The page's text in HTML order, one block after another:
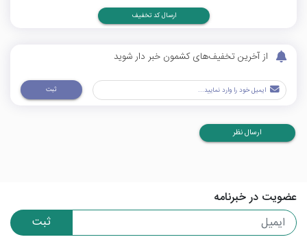
ارسال کد تخفیف
از آخرین تخفیف‌های کشمون خبر دار شوید
ثبت
ارسال نظر
عضویت در خبرنامه
ثبت